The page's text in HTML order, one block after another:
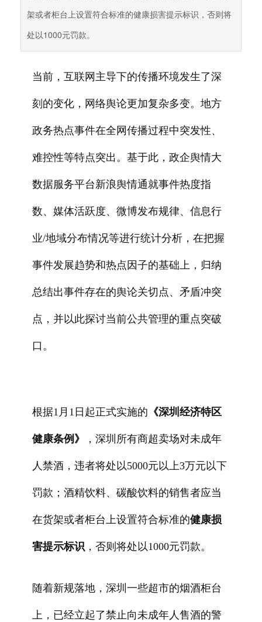
架或者柜台上设置符合标准的健康损害提示标识，否则将
处以1000元罚款。
当前，互联网主导下的传播环境发生了深
刻的变化，网络舆论更加复杂多变。地方
政务热点事件在全网传播过程中突发性、
难控性等特点突出。基于此，政企舆情大
数据服务平台新浪舆情通就事件热度指
数、媒体活跃度、微博发布规律、信息行
业/地域分布情况等进行统计分析，在把握
事件发展趋势和热点因子的基础上，归纳
总结出事件存在的舆论关切点、矛盾冲突
点，并以此探讨当前公共管理的重点突破
口。
根据1月1日起正式实施的 《深圳经济特区
健康条例》 ，深圳所有商超卖场对未成年
人禁酒，违者将处以5000元以上3万元以下
罚款；酒精饮料、碳酸饮料的销售者应当
在货架或者柜台上设置符合标准的健康损
害提示标识 ，否则将处以1000元罚款。
随着新规落地，深圳一些超市的烟酒柜台
上，已经立起了禁止向未成年人售酒的警